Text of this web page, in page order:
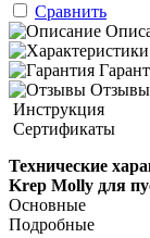
Сравнить
Инструкция
Сертификаты
Технические
Krep Molly для
Основные
Подробные